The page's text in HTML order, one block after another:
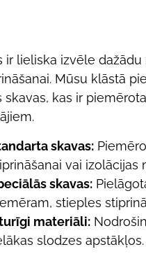
ir lieliska izvēle
Mūsu klāstā
skavas, kas ir
skavas:
vai izolācijas
skavas:
stieples
materiāli:
slodzes apstākļos.